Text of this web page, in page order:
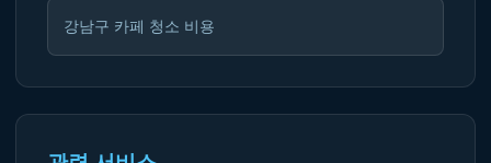
강남구 카페 청소 비용